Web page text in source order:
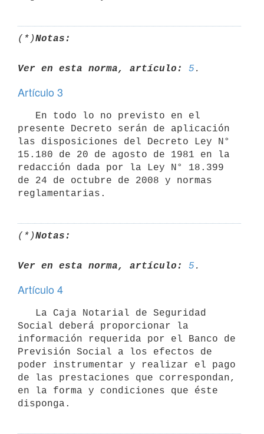
(*)Notas:
Ver en esta norma, artículo: 5
Artículo 3
presente Decreto serán de aplicación
las disposiciones del Decreto Ley N°
15.180 de 20 de agosto de 1981 en la
redacción dada por la Ley N° 18.399
de 24 de octubre de 2008 y normas
(*)Notas:
Ver en esta norma, artículo: 5
Artículo 4
Social deberá proporcionar la
información requerida por el Banco de
Previsión Social a los efectos de
poder instrumentar y realizar el pago
de las prestaciones que correspondan,
en la forma y condiciones que éste